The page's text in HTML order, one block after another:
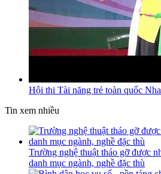
Hội thi Tài năng trẻ toàn quốc
Tin xem nhiều
Trường nghệ thuật tháo gỡ được
danh mục ngành, nghề đặc thù